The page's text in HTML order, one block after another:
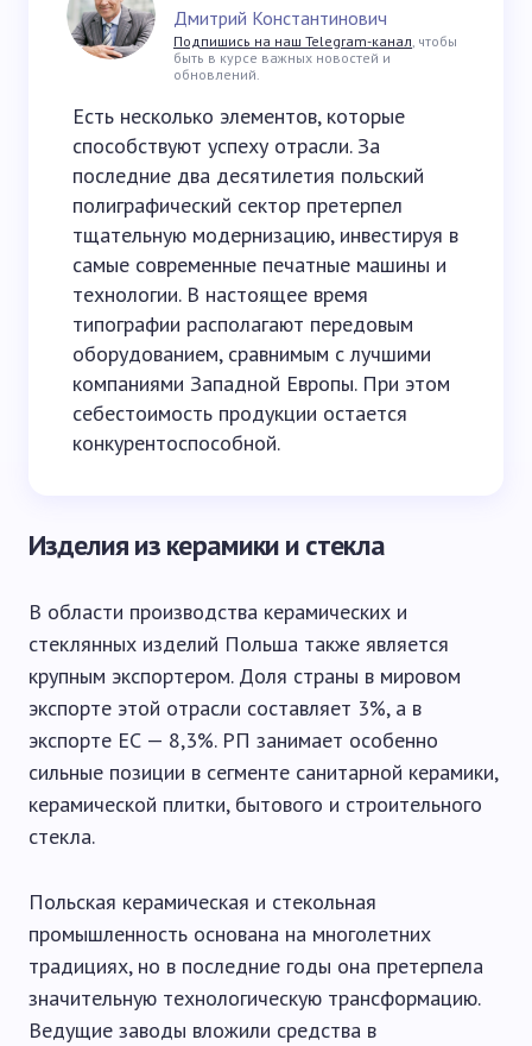
Дмитрий Константинович
Подпишись на наш Telegram-канал , чтобы
быть в курсе важных новостей и
обновлений.
Есть несколько элементов, которые
способствуют успеху отрасли. За
последние два десятилетия польский
полиграфический сектор претерпел
тщательную модернизацию, инвестируя в
самые современные печатные машины и
технологии. В настоящее время
типографии располагают передовым
оборудованием, сравнимым с лучшими
компаниями Западной Европы. При этом
себестоимость продукции остается
конкурентоспособной.
Изделия из керамики и стекла
В области производства керамических и
стеклянных изделий Польша также является
крупным экспортером. Доля страны в мировом
экспорте этой отрасли составляет 3%, а в
экспорте ЕС — 8,3%. РП занимает особенно
сильные позиции в сегменте санитарной керамики,
керамической плитки, бытового и строительного
стекла.
Польская керамическая и стекольная
промышленность основана на многолетних
традициях, но в последние годы она претерпела
значительную технологическую трансформацию.
Ведущие заводы вложили средства в